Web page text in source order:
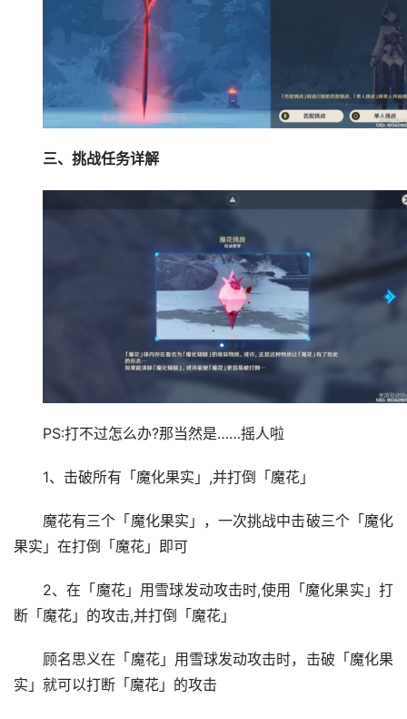
三、挑战任务详解
PS:打不过怎么办?那当然是……摇人啦
1、击破所有「魔化果实」,并打倒「魔花」
魔花有三个「魔化果实」，一次挑战中击破三个「魔化
果实」在打倒「魔花」即可
2、在「魔花」用雪球发动攻击时,使用「魔化果实」打
断「魔花」的攻击,并打倒「魔花」
顾名思义在「魔花」用雪球发动攻击时，击破「魔化果
实」就可以打断「魔花」的攻击